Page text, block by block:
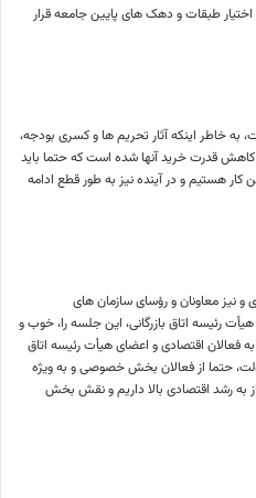
طبقات و دهک های پایین جامعه قرار
به خاطر اینکه آثار تحریم ها و کسری بودجه،
قدرت خرید آنها شده است که حتما باید
هستیم و در آینده نیز به طور قطع ادامه
نیز معاونان و رؤسای سازمان های
رئیسه اتاق بازرگانی، این جلسه را، خوب و
فعالان اقتصادی و اعضای هیأت رئیسه اتاق
حتما از فعالان بخش خصوصی و به ویژه
به رشد اقتصادی بالا داریم و نقش بخش